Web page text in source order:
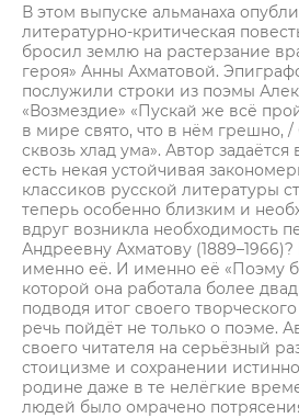
В этом выпуске альманаха
литературно-критическая
бросил землю на растерзание
героя» Анны Ахматовой.
послужили строки из поэмы
«Возмездие» «Пускай же всё
в мире свято, что в нём грешно,
сквозь хлад ума». Автор
есть некая устойчивая
классиков русской литературы
теперь особенно близким и
вдруг возникла необходимость
Андреевну Ахматову
именно её. И именно её «Поэму
которой она работала более
подводя итог своего
речь пойдёт не только о поэме.
своего читателя на серьёзный
стоицизме и сохранении
родине даже в те нелёгкие
людей было омрачено